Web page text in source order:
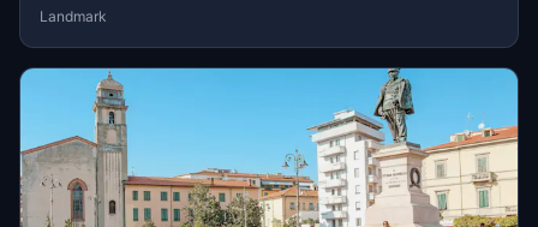
Landmark